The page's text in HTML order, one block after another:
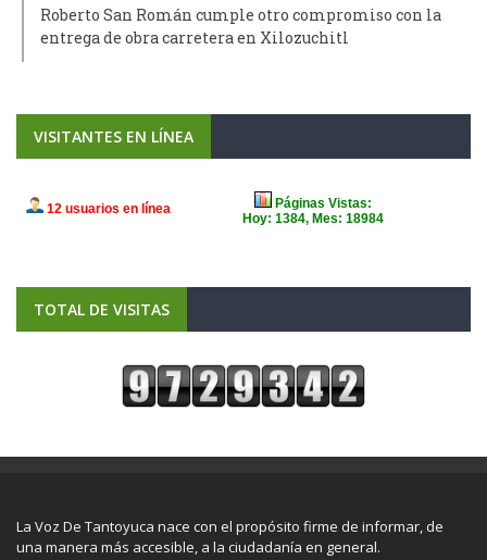
Roberto San Román cumple otro compromiso con la
entrega de obra carretera en Xilozuchitl
VISITANTES EN LÍNEA
TOTAL DE VISITAS
La Voz De Tantoyuca nace con el propósito firme de informar, de
una manera más accesible, a la ciudadanía en general.